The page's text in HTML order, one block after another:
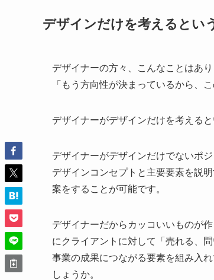
デザインだけを考えるとい
デザイナーの方々、こんなことはあり
「もう方向性が決まっているから、
デザイナーがデザインだけを考える
デザイナーがデザインだけでないポ
デザインコンセプトと主要要素を説
案をすることが可能です。
デザイナーだからカッコいいものが
にクライアントに対して「売れる、
事業の成果につながる要素を組み入
しょうか。